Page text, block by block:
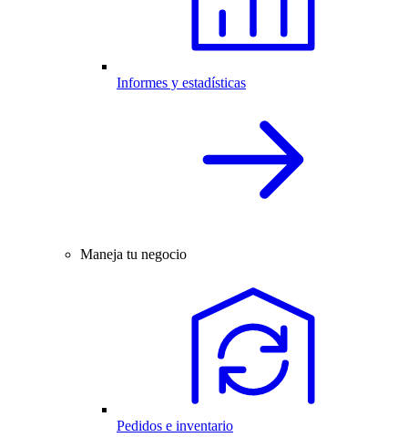
Informes y estadísticas
Maneja tu negocio
Pedidos e inventario